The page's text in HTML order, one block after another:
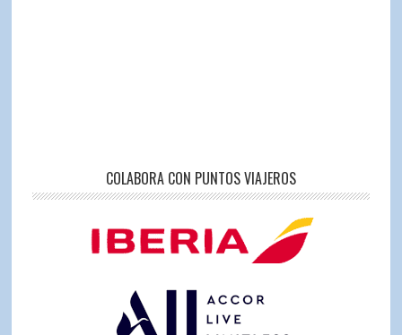
COLABORA CON PUNTOS VIAJEROS